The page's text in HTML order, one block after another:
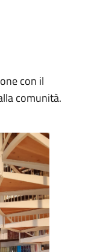
con il
comunità.